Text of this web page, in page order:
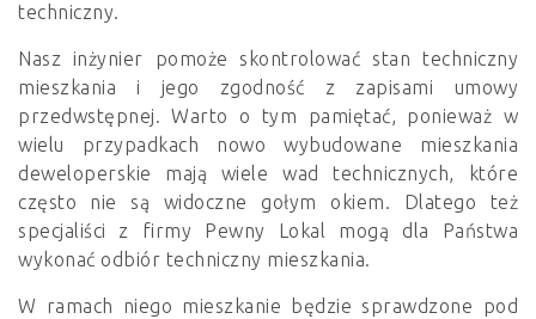
techniczny.
Nasz inżynier pomoże skontrolować stan techniczny
mieszkania i jego zgodność z zapisami umowy
przedwstępnej. Warto o tym pamiętać, ponieważ w
wielu przypadkach nowo wybudowane mieszkania
deweloperskie mają wiele wad technicznych, które
często nie są widoczne gołym okiem. Dlatego też
specjaliści z firmy Pewny Lokal mogą dla Państwa
wykonać odbiór techniczny mieszkania.
W ramach niego mieszkanie będzie sprawdzone pod